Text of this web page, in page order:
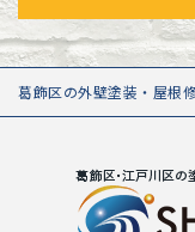
葛飾区の外壁塗装・屋根